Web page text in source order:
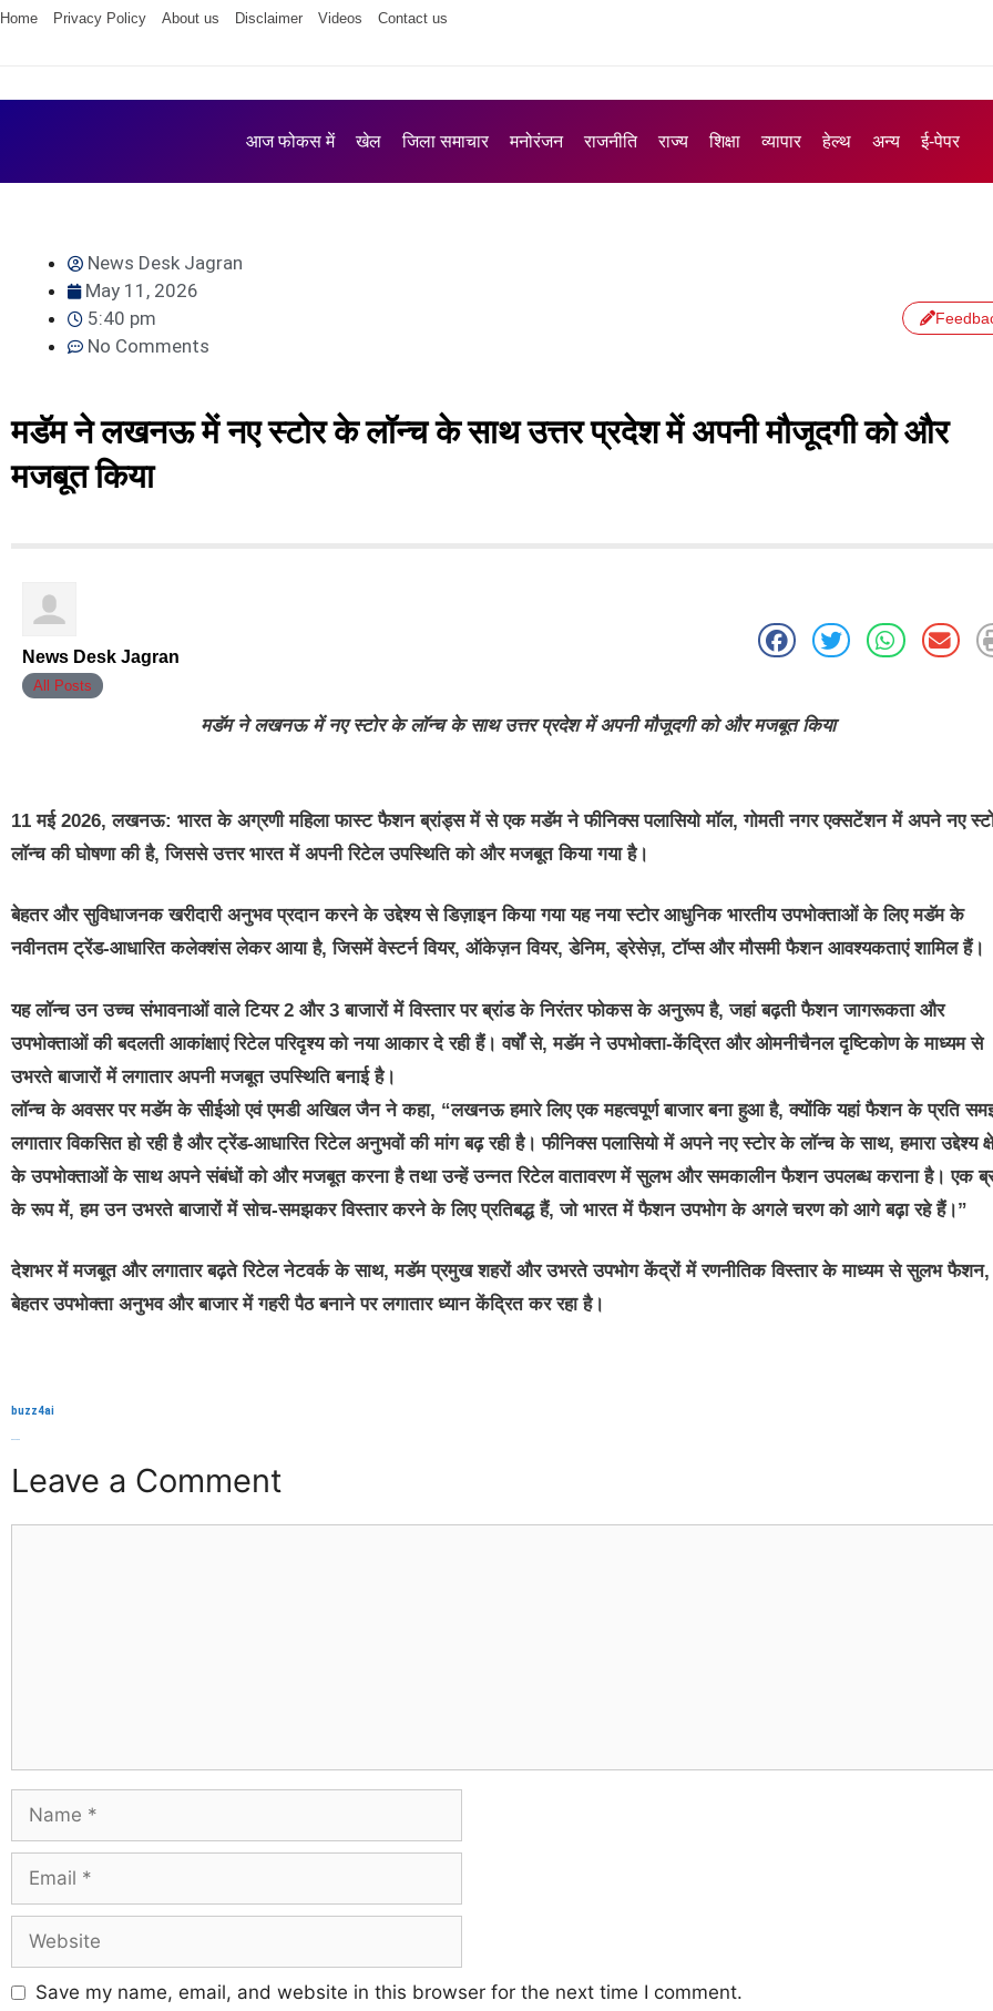
Home Privacy Policy About us Disclaimer Videos Contact us
आज फोकस में खेल जिला समाचार मनोरंजन राजनीति राज्य शिक्षा व्यापार हेल्थ अन्य ई-पेपर
News Desk Jagran
May 11, 2026
5:40 pm
No Comments
मडॅम ने लखनऊ में नए स्टोर के लॉन्च के साथ उत्तर प्रदेश में अपनी मौजूदगी को और
मजबूत किया
News Desk Jagran
All Posts
मडॅम ने लखनऊ में नए स्टोर के लॉन्च के साथ उत्तर प्रदेश में अपनी मौजूदगी को और मजबूत किया
11 मई 2026, लखनऊ: भारत के अग्रणी महिला फास्ट फैशन ब्रांड्स में से एक मडॅम ने फीनिक्स पलासियो मॉल, गोमती नगर एक्सटेंशन में अपने नए
लॉन्च की घोषणा की है, जिससे उत्तर भारत में अपनी रिटेल उपस्थिति को और मजबूत किया गया है।
बेहतर और सुविधाजनक खरीदारी अनुभव प्रदान करने के उद्देश्य से डिज़ाइन किया गया यह नया स्टोर आधुनिक भारतीय उपभोक्ताओं के लिए मडॅम के
नवीनतम ट्रेंड-आधारित कलेक्शंस लेकर आया है, जिसमें वेस्टर्न वियर, ऑकेज़न वियर, डेनिम, ड्रेसेज़, टॉप्स और मौसमी फैशन आवश्यकताएं शामिल हैं।
यह लॉन्च उन उच्च संभावनाओं वाले टियर 2 और 3 बाजारों में विस्तार पर ब्रांड के निरंतर फोकस के अनुरूप है, जहां बढ़ती फैशन जागरूकता और
उपभोक्ताओं की बदलती आकांक्षाएं रिटेल परिदृश्य को नया आकार दे रही हैं। वर्षों से, मडॅम ने उपभोक्ता-केंद्रित और ओमनीचैनल दृष्टिकोण के माध्यम से
उभरते बाजारों में लगातार अपनी मजबूत उपस्थिति बनाई है।
लॉन्च के अवसर पर मडॅम के सीईओ एवं एमडी अखिल जैन ने कहा, “लखनऊ हमारे लिए एक महत्वपूर्ण बाजार बना हुआ है, क्योंकि यहां फैशन के प्रति
लगातार विकसित हो रही है और ट्रेंड-आधारित रिटेल अनुभवों की मांग बढ़ रही है। फीनिक्स पलासियो में अपने नए स्टोर के लॉन्च के साथ, हमारा उद्देश्य
के उपभोक्ताओं के साथ अपने संबंधों को और मजबूत करना है तथा उन्हें उन्नत रिटेल वातावरण में सुलभ और समकालीन फैशन उपलब्ध कराना है। एक
के रूप में, हम उन उभरते बाजारों में सोच-समझकर विस्तार करने के लिए प्रतिबद्ध हैं, जो भारत में फैशन उपभोग के अगले चरण को आगे बढ़ा रहे हैं।”
देशभर में मजबूत और लगातार बढ़ते रिटेल नेटवर्क के साथ, मडॅम प्रमुख शहरों और उभरते उपभोग केंद्रों में रणनीतिक विस्तार के माध्यम से सुलभ फैशन,
बेहतर उपभोक्ता अनुभव और बाजार में गहरी पैठ बनाने पर लगातार ध्यान केंद्रित कर रहा है।
buzz4ai
Leave a Comment
Save my name, email, and website in this browser for the next time I comment.